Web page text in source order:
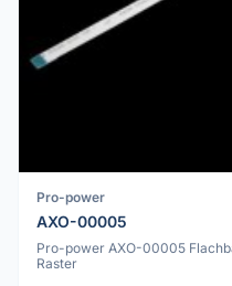
Pro-power
AXO-00005
Pro-power AXO-00005
Raster